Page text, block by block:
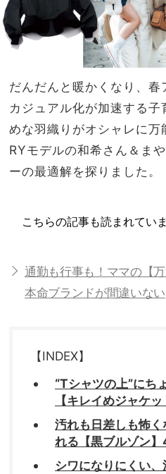
だんだんと暖かくなり、春
カジュアル化が加速する子
めな羽織りがオシャレに
RYモデルの和希さん＆ま
ーの最適解を探りました。
こちらの記事も読まれてい
通勤も行事も！ママの【
本命ブランドが間違いない
【INDEX】
“Tシャツの上”にち
【キレイめジャケ
汚れも日差しも怖
れる【黒ブルゾン
シワになりにくい